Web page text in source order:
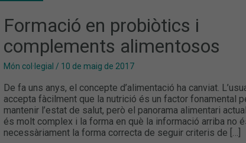
Formació en probiòtics i
complements alimentosos
Món col·legial / 10 de maig de 2017
De fa uns anys, el concepte d’alimentació ha canviat.
accepta fàcilment que la nutrició és un factor fonamental
mantenir l’estat de salut, però el panorama alimentari actual
és molt complex i la forma en què la informació arriba no
necessàriament la forma correcta de seguir criteris de […]